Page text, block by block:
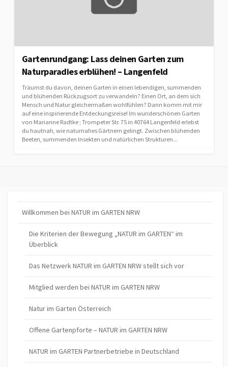
Gartenrundgang: Lass deinen Garten zum
Naturparadies erblühen! – Langenfeld
Träumst du davon, deinen Garten in einen lebendigen, summenden
und blühenden Rückzugsort zu verwandeln? Einen Ort, an dem sich
Mensch und Natur gleichermaßen wohlfühlen? Dann komm mit mir
auf eine inspirierende Entdeckungsreise! Im wunderschönen Garten
von Marianne Radtke ; Trompeter Str. 75 in 40764 Langenfeld erlebst
du hautnah, wie naturnahes Gärtnern gelingt. Zwischen blühenden
Beeten, summenden Insekten und natürlichen Strukturen...
Willkommen bei NATUR im GARTEN NRW
Die Kriterien der Bewegung „NATUR im GARTEN“ im
Überblick
Das Netzwerk NATUR im GARTEN NRW stellt sich vor
Mitglied werden bei NATUR im GARTEN NRW
Natur im Garten Österreich
Offene Gartenpforte – NATUR im GARTEN NRW
NATUR im GARTEN Partnerbetriebe in Deutschland